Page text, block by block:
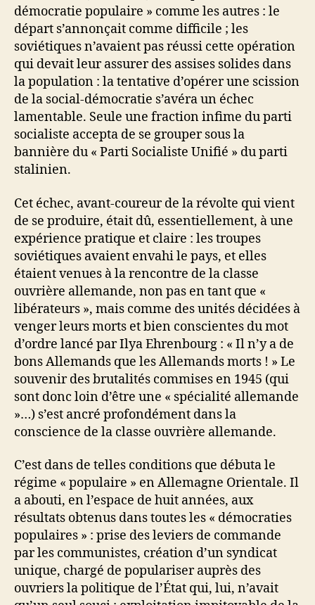
démocratie populaire » comme les autres : le
départ s’annonçait comme difficile ; les
soviétiques n’avaient pas réussi cette opération
qui devait leur assurer des assises solides dans
la population : la tentative d’opérer une scission
de la social-démocratie s’avéra un échec
lamentable. Seule une fraction infime du parti
socialiste accepta de se grouper sous la
bannière du « Parti Socialiste Unifié » du parti
stalinien.
Cet échec, avant-coureur de la révolte qui vient
de se produire, était dû, essentiellement, à une
expérience pratique et claire : les troupes
soviétiques avaient envahi le pays, et elles
étaient venues à la rencontre de la classe
ouvrière allemande, non pas en tant que «
libérateurs », mais comme des unités décidées à
venger leurs morts et bien conscientes du mot
d’ordre lancé par Ilya Ehrenbourg : « Il n’y a de
bons Allemands que les Allemands morts ! » Le
souvenir des brutalités commises en 1945 (qui
sont donc loin d’être une « spécialité allemande
»…) s’est ancré profondément dans la
conscience de la classe ouvrière allemande.
C’est dans de telles conditions que débuta le
régime « populaire » en Allemagne Orientale. Il
a abouti, en l’espace de huit années, aux
résultats obtenus dans toutes les « démocraties
populaires » : prise des leviers de commande
par les communistes, création d’un syndicat
unique, chargé de populariser auprès des
ouvriers la politique de l’État qui, lui, n’avait